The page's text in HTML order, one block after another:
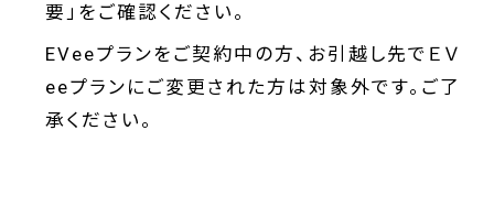
要」をご確認ください。
EVeeプランをご契約中の方、お引越し先でＥＶ
eeプランにご変更された方は対象外です。ご了
承ください。